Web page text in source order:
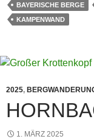
BAYERISCHE BERGE
KAMPENWAND
2025,
1. MÄRZ 2025